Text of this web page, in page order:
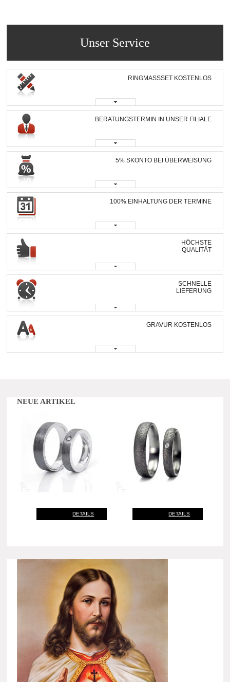
Unser Service
RINGMASSSET KOSTENLOS
BERATUNGSTERMIN IN UNSER FILIALE
5% SKONTO BEI ÜBERWEISUNG
100% EINHALTUNG DER TERMINE
HÖCHSTE
QUALITÄT
SCHNELLE
LIEFERUNG
GRAVUR KOSTENLOS
NEUE ARTIKEL
DETAILS DETAILS